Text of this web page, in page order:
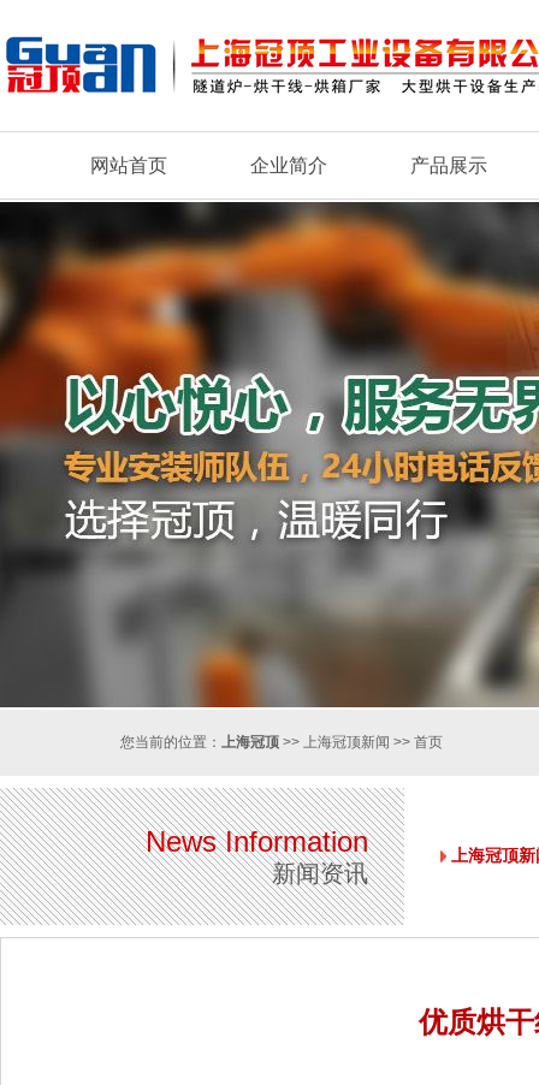
网站首页 企业简介 产品展示
您当前的位置： 上海冠顶 >> 上海冠顶新闻 >> 首页
News Information
新闻资讯
上海冠顶
优质烘